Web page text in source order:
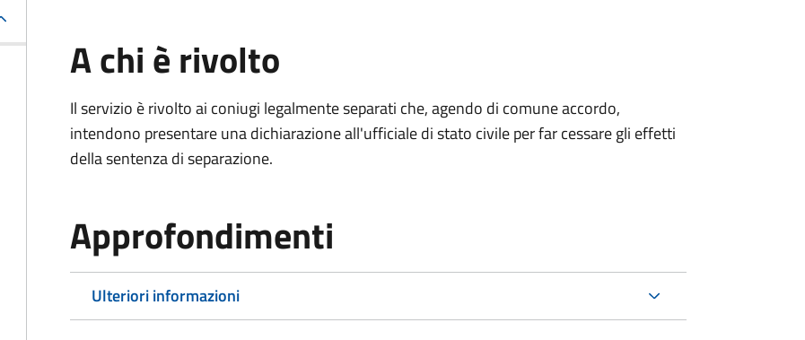
A chi è rivolto
Il servizio è rivolto ai coniugi legalmente separati che, agendo di comune accordo,
intendono presentare una dichiarazione all'ufficiale di stato civile per far cessare gli effetti
della sentenza di separazione.
Approfondimenti
Ulteriori informazioni